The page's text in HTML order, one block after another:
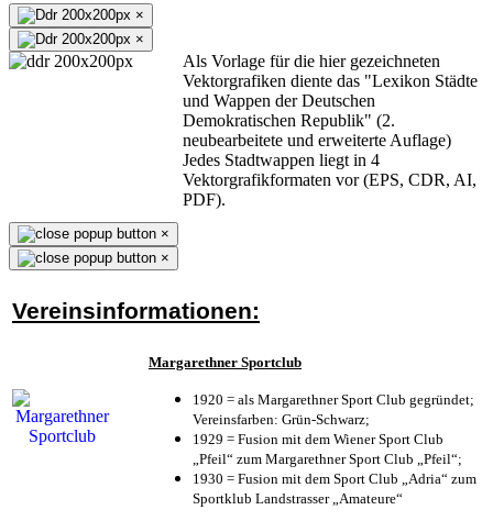
×
×
Als Vorlage für die hier gezeichneten
Vektorgrafiken diente das "Lexikon Städte
und Wappen der Deutschen
Demokratischen Republik" (2.
neubearbeitete und erweiterte Auflage)
Jedes Stadtwappen liegt in 4
Vektorgrafikformaten vor (EPS, CDR, AI,
PDF).
×
×
Vereinsinformationen:
Margarethner Sportclub
1920 = als Margarethner Sport Club gegründet;
Vereinsfarben: Grün-Schwarz;
1929 = Fusion mit dem Wiener Sport Club
„Pfeil“ zum Margarethner Sport Club „Pfeil“;
1930 = Fusion mit dem Sport Club „Adria“ zum
Sportklub Landstrasser „Amateure“